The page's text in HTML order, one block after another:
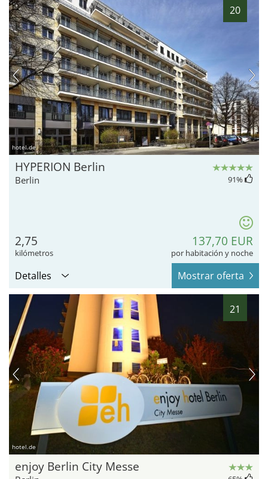
20
hotel.de
HYPERION Berlin
Berlin 91%
2,75
kilómetros
137,70 EUR
por habitación y noche
Detalles Mostrar oferta
21
hotel.de
enjoy Berlin City Messe